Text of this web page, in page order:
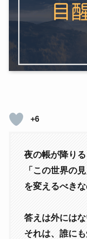
+6
夜の帳が降りる
「この世界の
を変えるべき
答えは外にはな
それは、誰に